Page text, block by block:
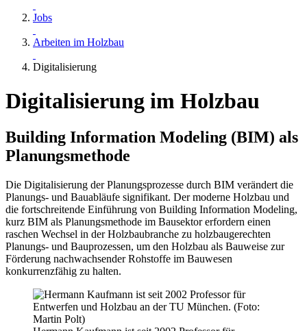
Jobs
Arbeiten im Holzbau
Digitalisierung
Digitalisierung im Holzbau
Building Information Modeling (BIM) als
Planungsmethode
Die Digitalisierung der Planungsprozesse durch BIM verändert die
Planungs- und Bauabläufe signifikant. Der moderne Holzbau und
die fortschreitende Einführung von Building Information Modeling,
kurz BIM als Planungsmethode im Bausektor erfordern einen
raschen Wechsel in der Holzbaubranche zu holzbaugerechten
Planungs- und Bauprozessen, um den Holzbau als Bauweise zur
Förderung nachwachsender Rohstoffe im Bauwesen
konkurrenzfähig zu halten.